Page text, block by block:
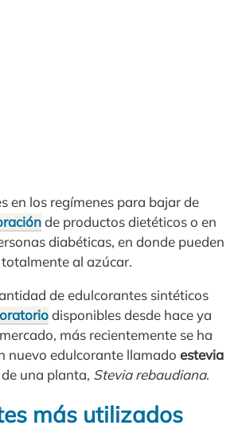
en los regímenes para bajar de
de productos dietéticos o en
diabéticas, en donde pueden
al azúcar.
de edulcorantes sintéticos
disponibles desde hace ya
más recientemente se ha
nuevo edulcorante llamado estevia
una planta, Stevia rebaudiana.
más utilizados